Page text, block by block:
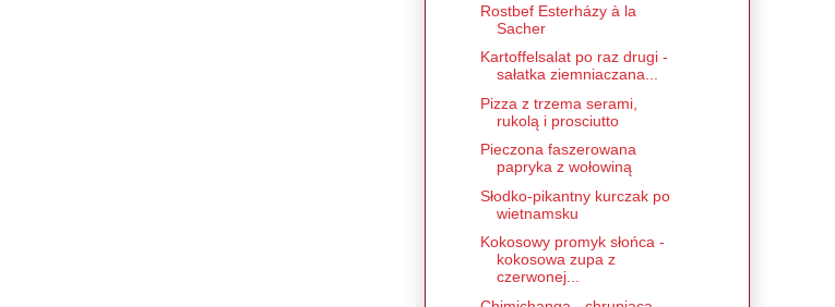
Rostbef Esterházy à la
Sacher
Kartoffelsalat po raz drugi -
sałatka ziemniaczana...
Pizza z trzema serami,
rukolą i prosciutto
Pieczona faszerowana
papryka z wołowiną
Słodko-pikantny kurczak po
wietnamsku
Kokosowy promyk słońca -
kokosowa zupa z
czerwonej...